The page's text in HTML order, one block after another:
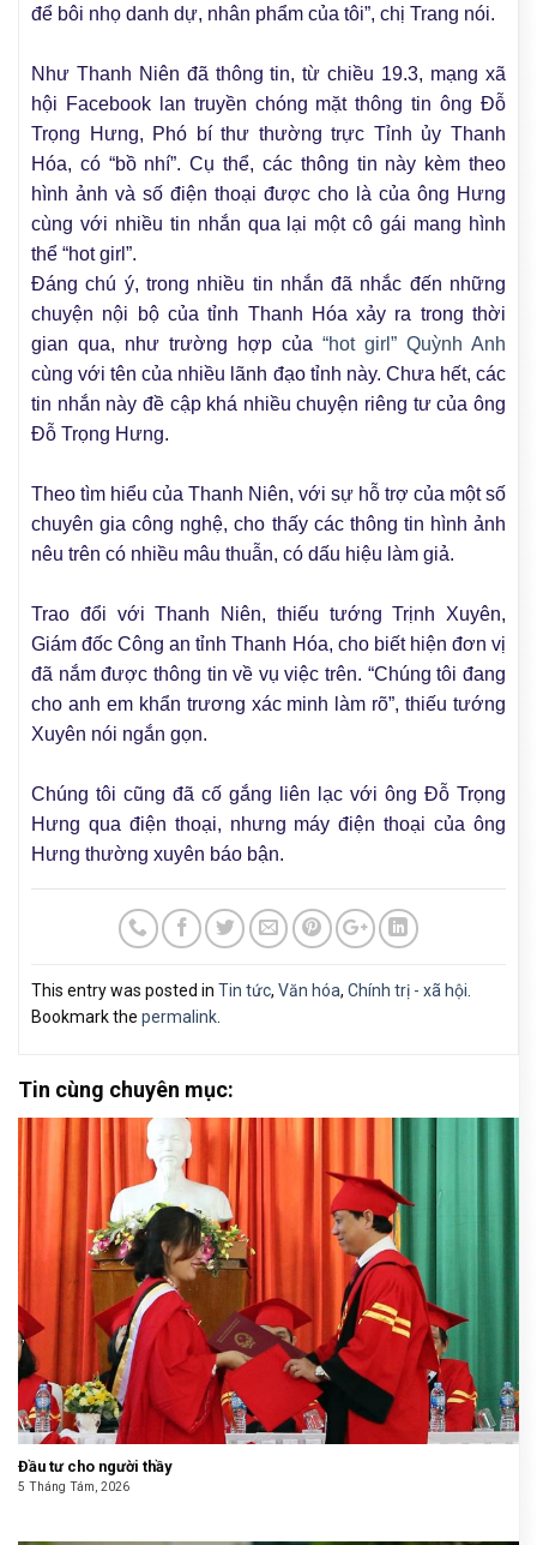
để bôi nhọ danh dự, nhân phẩm của tôi”, chị Trang nói.
Như Thanh Niên đã thông tin, từ chiều 19.3, mạng xã
hội Facebook lan truyền chóng mặt thông tin ông Đỗ
Trọng Hưng, Phó bí thư thường trực Tỉnh ủy Thanh
Hóa, có “bồ nhí”. Cụ thể, các thông tin này kèm theo
hình ảnh và số điện thoại được cho là của ông Hưng
cùng với nhiều tin nhắn qua lại một cô gái mang hình
thể “hot girl”.
Đáng chú ý, trong nhiều tin nhắn đã nhắc đến những
chuyện nội bộ của tỉnh Thanh Hóa xảy ra trong thời
gian qua, như trường hợp của “hot girl” Quỳnh Anh
cùng với tên của nhiều lãnh đạo tỉnh này. Chưa hết, các
tin nhắn này đề cập khá nhiều chuyện riêng tư của ông
Đỗ Trọng Hưng.
Theo tìm hiểu của Thanh Niên, với sự hỗ trợ của một số
chuyên gia công nghệ, cho thấy các thông tin hình ảnh
nêu trên có nhiều mâu thuẫn, có dấu hiệu làm giả.
Trao đổi với Thanh Niên, thiếu tướng Trịnh Xuyên,
Giám đốc Công an tỉnh Thanh Hóa, cho biết hiện đơn vị
đã nắm được thông tin về vụ việc trên. “Chúng tôi đang
cho anh em khẩn trương xác minh làm rõ”, thiếu tướng
Xuyên nói ngắn gọn.
Chúng tôi cũng đã cố gắng liên lạc với ông Đỗ Trọng
Hưng qua điện thoại, nhưng máy điện thoại của ông
Hưng thường xuyên báo bận.
This entry was posted in Tin tức, Văn hóa, Chính trị - xã hội.
Bookmark the permalink.
Tin cùng chuyên mục:
Đầu tư cho người thầy
5 Tháng Tám, 2026